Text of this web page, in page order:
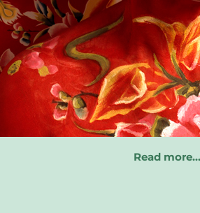
Read more…